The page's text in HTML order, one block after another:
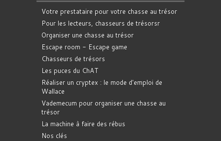
Votre prestataire pour votre chasse au trésor
Pour les lecteurs, chasseurs de trésorsr
Organiser une chasse au trésor
Escape room - Escape game
Chasseurs de trésors
Les puces du ChAT
Réaliser un cryptex : le mode d'emploi de
Wallace
Vademecum pour organiser une chasse au
trésor
La machine à faire des rébus
Nos clés